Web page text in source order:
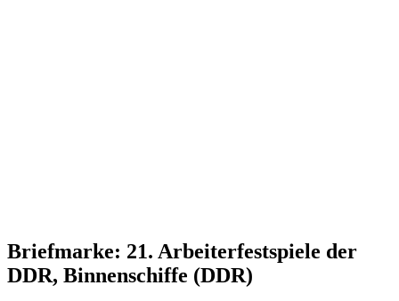
Briefmarke: 21. Arbeiterfestspiele der
DDR, Binnenschiffe (DDR)